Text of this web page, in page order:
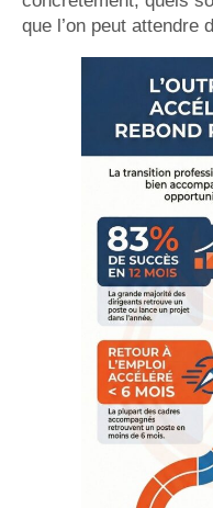
que l’on peut attendre